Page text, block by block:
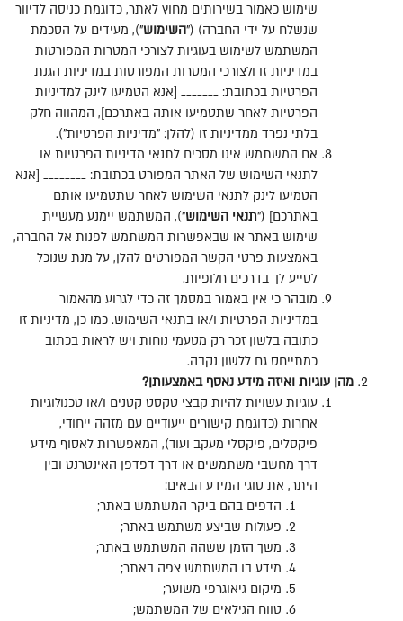
שימוש כאמור בשירותים מחוץ לאתר, כדוגמת כניסה לדיוור
שנשלח על ידי החברה) ("השימוש"), מעידים על הסכמת
המשתמש לשימוש בעוגיות לצורכי המטרות המפורטות
במדיניות זו ולצורכי המטרות המפורטות במדיניות הגנת
הפרטיות בכתובת:
_______ [אנא הטמיעו לינק למדיניות
הפרטיות לאחר שתטמיעו אותה באתרכם], המהווה חלק
בלתי נפרד ממדיניות זו (להלן: "מדיניות הפרטיות").
אם המשתמש אינו מסכים לתנאי מדיניות הפרטיות או
לתנאי השימוש של האתר המפורט בכתובת:
________ [אנא
הטמיעו לינק לתנאי השימוש לאחר שתטמיעו אותם
באתרכם] ("תנאי השימוש"), המשתמש יימנע מעשיית
שימוש באתר או שבאפשרות המשתמש לפנות אל החברה,
באמצעות פרטי הקשר המפורטים להלן, על מנת שנוכל
לסייע לך בדרכים חלופיות.
מובהר כי אין באמור במסמך זה כדי לגרוע מהאמור
במדיניות הפרטיות ו/או בתנאי השימוש. כמו כן, מדיניות זו
כתובה בלשון זכר רק מטעמי נוחות ויש לראות בכתוב
כמתייחס גם ללשון נקבה.
מהן עוגיות ואיזה מידע נאסף באמצעותן?
עוגיות עשויות להיות קבצי טקסט קטנים ו/או טכנולוגיות
אחרות (כדוגמת קישורים ייעודיים עם מזהה ייחודי,
פיקסלים, פיקסלי מעקב ועוד), המאפשרות לאסוף מידע
דרך מחשבי משתמשים או דרך דפדפן האינטרנט ובין
היתר, את סוגי המידע הבאים:
הדפים בהם ביקר המשתמש באתר;
פעולות שביצע משתמש באתר;
משך הזמן ששהה המשתמש באתר;
מידע בו המשתמש צפה באתר;
מיקום גיאוגרפי משוער;
טווח הגילאים של המשתמש;